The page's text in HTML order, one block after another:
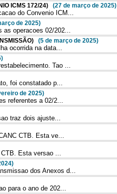
ICMS 172/24) (27 de março de 2025)
do Convenio ICM...
de 2025)
as operacoes 02/202...
(5 de março de 2025)
ocorrida na data...
Tao ...
foi constatado p...
de 2025)
referentes a 02/2...
traz dois ajuste...
CTB. Esta ve...
Esta versao ...
dos Anexos d...
para o ano de 202...